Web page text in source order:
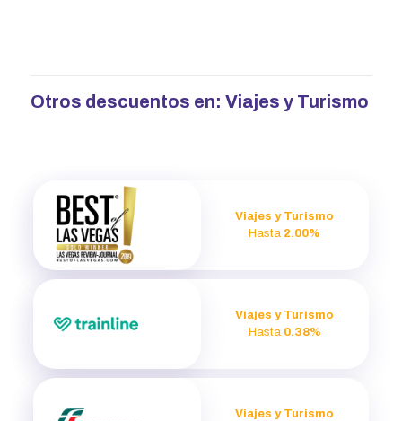
Otros descuentos en: Viajes y Turismo
Viajes y Turismo
Hasta 2.00%
Viajes y Turismo
Hasta 0.38%
Viajes y Turismo